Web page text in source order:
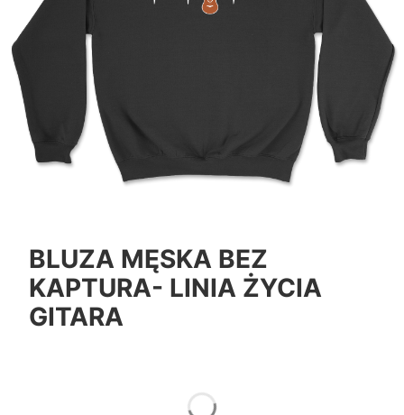
BLUZA MĘSKA BEZ
KAPTURA- LINIA ŻYCIA
GITARA